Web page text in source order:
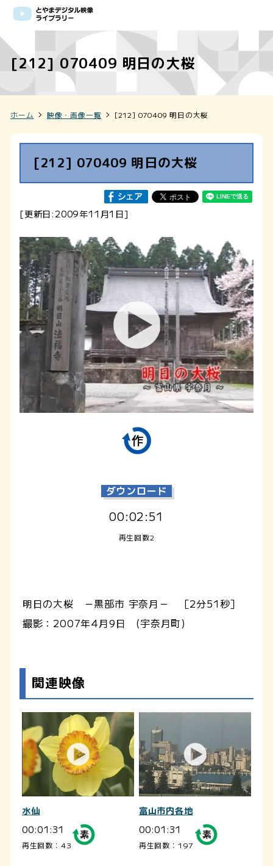
[212] 070409 明日の大桜
ホーム 映像・画像一覧 [212] 070409 明日の大桜
[212] 070409 明日の大桜
[更新日:2009年11月1日]
ダウンロード
00:02:51
再生回数2
明日の大桜 －黒部市 宇奈月－ ［2分51秒］
撮影：2007年4月9日 (宇奈月町)
関連映像
水仙
00:01:31
再生回数：43
富山市内各地
00:01:31
再生回数：197